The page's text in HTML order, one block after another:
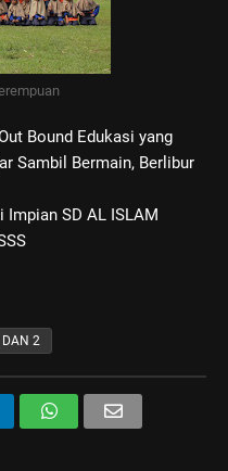
Bound Edukasi yang
Sambil Bermain, Berlibur
Impian SD AL ISLAM
DAN 2